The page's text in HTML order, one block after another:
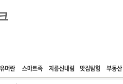
속도패치 웹호스팅 공동구매